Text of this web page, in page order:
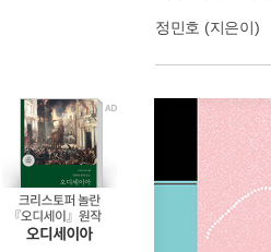
정민호 (지은이)